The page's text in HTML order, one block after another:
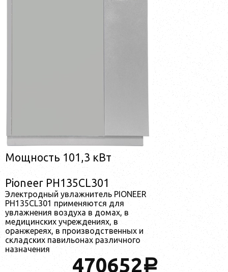
Мощность 101,3 кВт
Pioneer PH135CL301
Электродный увлажнитель PIONEER
PH135CL301 применяются для
увлажнения воздуха в домах, в
медицинских учреждениях, в
оранжереях, в производственных и
складских павильонах различного
назначения
470652a